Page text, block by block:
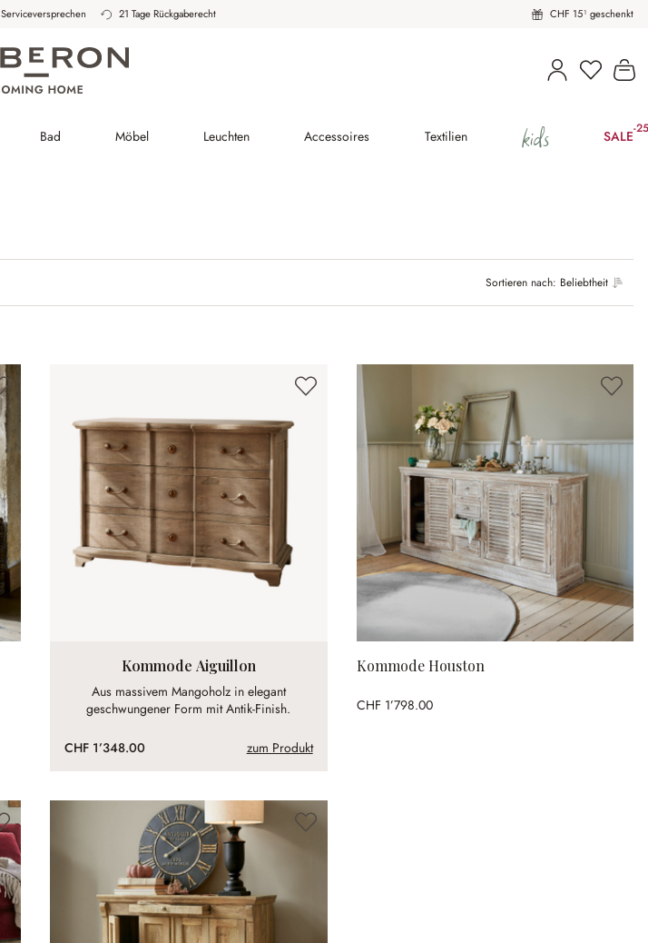
Serviceversprechen 21 Tage Rückgaberecht CHF 15¹ geschenkt
Bad Möbel Leuchten Accessoires Textilien kids SALE-
Sortieren nach: Beliebtheit
Kommode Aiguillon
Aus massivem Mangoholz in elegant
geschwungener Form mit Antik-Finish.
CHF 1’348.00 zum Produkt
Kommode Houston
CHF 1’798.00